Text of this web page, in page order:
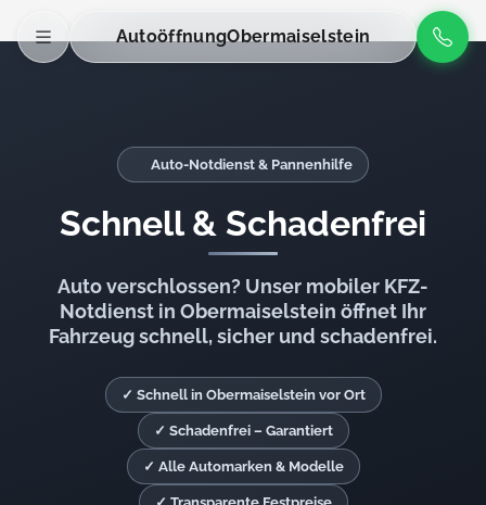
AutoöffnungObermaiselstein
Auto-Notdienst & Pannenhilfe
Schnell & Schadenfrei
Auto verschlossen? Unser mobiler KFZ-
Notdienst in Obermaiselstein öffnet Ihr
Fahrzeug schnell, sicher und schadenfrei.
✓ Schnell in Obermaiselstein vor Ort
✓ Schadenfrei – Garantiert
✓ Alle Automarken & Modelle